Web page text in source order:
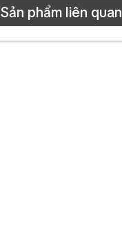
Sản phẩm liên quan